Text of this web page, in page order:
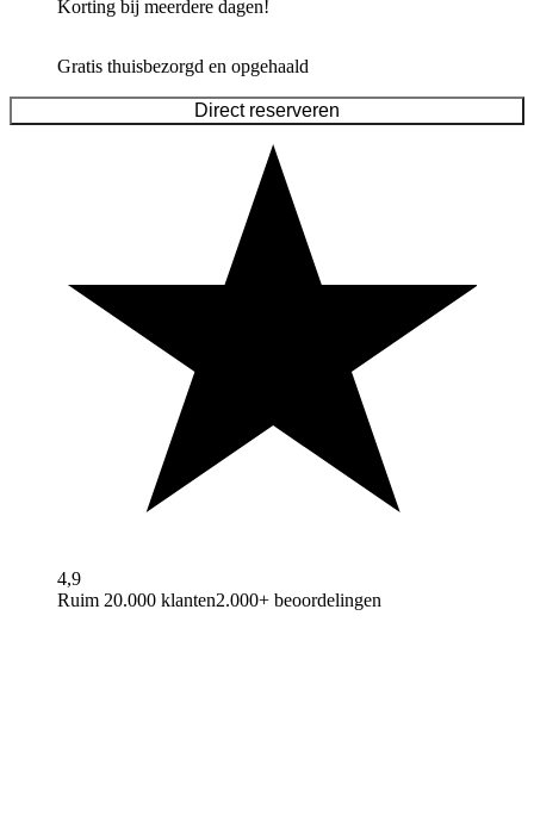
Korting bij meerdere dagen!
Gratis thuisbezorgd en opgehaald
Direct reserveren
4,9
Ruim 20.000 klanten2.000+ beoordelingen